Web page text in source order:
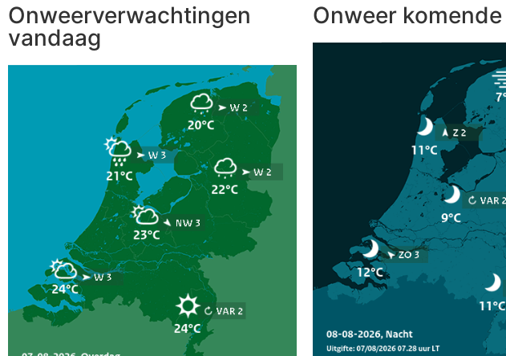
Onweerverwachtingen
vandaag
Onweer